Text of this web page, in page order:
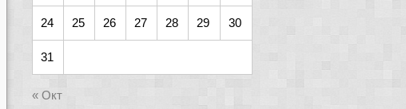
24 25 26 27 28 29 30
31
« Окт